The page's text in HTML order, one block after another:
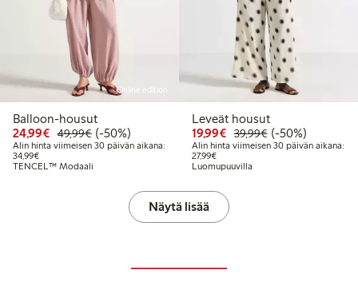
Online edition
Balloon-housut
24,99€ Alennettu hinta: 24,99 €
49,99€Normaalihinta: 49,99 €
50% alennus
(-50%)
Alin hinta viimeisen 30 päivän aikana:
34,99€Alin hinta viimeisen 30 päivän aikana: 34,99 €
TENCEL™ Modaali
Leveät housut
19,99€ Alennettu hinta: 19,99
39,99€Normaalihinta:
50% alennus
(-50%)
Alin hinta viimeisen 30 päivän aikana:
27,99€Alin hinta viimeisen 30 päivän
Luomupuuvilla
Näytä lisää